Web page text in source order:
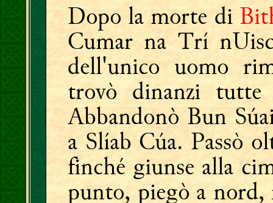
Dopo la morte di
Cumar na Trí
dell'unico uomo
trovò dinanzi tutte
Abbandonò Bun
a Slíab Cúa. Passò
finché giunse alla
punto, piegò a nord,